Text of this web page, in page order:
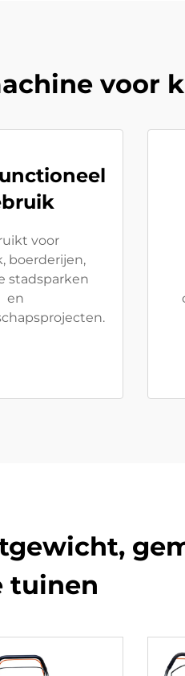
voor
voor
boerderijen,
stadsparken
en
tuinen